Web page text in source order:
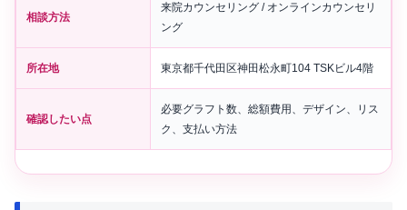
相談方法
来院カウンセリング / オンラインカウンセリ
ング
所在地 東京都千代田区神田松永町104 TSKビル4階
確認したい点
必要グラフト数、総額費用、デザイン、リス
ク、支払い方法